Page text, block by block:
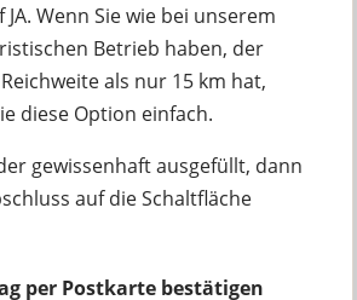
Wenn Sie wie bei unserem
Betrieb haben, der
als nur 15 km hat,
diese Option einfach.
gewissenhaft ausgefüllt, dann
auf die Schaltfläche
per Postkarte bestätigen